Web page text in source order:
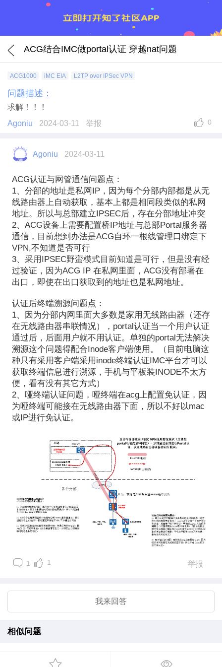
ACG结合IMC做portal认证 穿越nat问题
ACG1000 iMC EIA L2TP over IPSec VPN
问题描述：
求解！！！
Agoniu
2024-03-11 举报 0
Agoniu 2024-03-11
ACG认证与网管通信问题点：
1、分部的地址是私网IP，因为每个分部内部都是从无
线路由器上自动获取，基本上都是相同段类似的私网
地址。所以与总部建立IPSEC后，存在分部地址冲突
2、ACG设备上需要配置桥IP地址与总部Portal服务器
通信，目前想到办法是ACG自环一根线管理口绑定下
VPN,不知道是否可行
3、采用IPSEC野蛮模式目前知道是可行，但是没有经
过验证，因为ACG IP 在私网里面，ACG没有部署在
出口，即使在出口获取到的地址也是私网地址。
认证后终端溯源问题点：
1、因为分部内网里面大多数是家用无线路由器（还存
在无线路由器串联情况），portal认证当一个用户认证
通过后，后面用户就不用认证。单独的portal无法解决
溯源这个问题得配合Inode客户端使用。（目前电脑这
种只有采用客户端采用inode终端认证IMC平台才可以
获取终端信息进行溯源，手机与平板装INODE不太方
便，看有没有其它方式）
2、哑终端认证问题，哑终端在acg上配置免认证，因
为哑终端可能接在无线路由器下面，所以不好以mac
或IP进行免认证。
1 1 举报
我来回答
相似问题